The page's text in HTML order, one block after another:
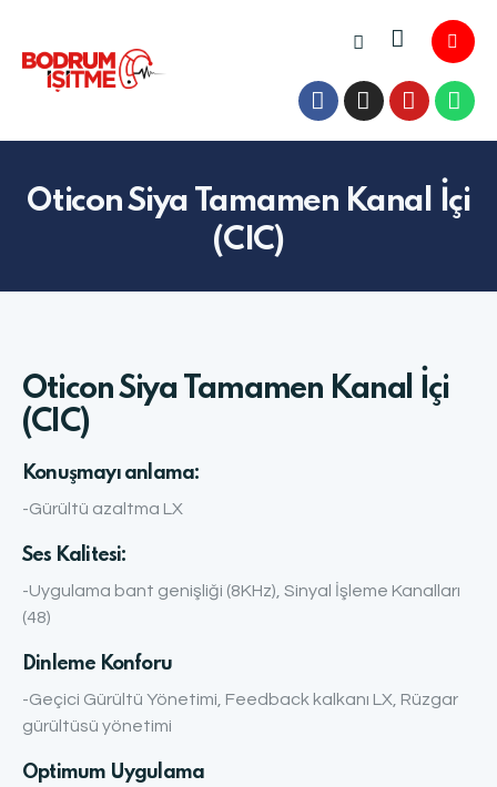
Oticon Siya Tamamen Kanal İçi
(CIC)
Oticon Siya Tamamen Kanal İçi
(CIC)
Konuşmayı anlama:
-Gürültü azaltma LX
Ses Kalitesi:
-Uygulama bant genişliği (8KHz), Sinyal İşleme Kanalları
(48)
Dinleme Konforu
-Geçici Gürültü Yönetimi, Feedback kalkanı LX, Rüzgar
gürültüsü yönetimi
Optimum Uygulama